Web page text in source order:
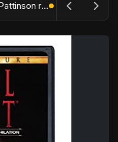
The Batman : Part II – Robert Pattinson replonge dans les ténèbres de Gotham dès octobre 2027